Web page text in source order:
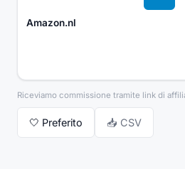
Amazon.nl
Riceviamo commissione tramite link di
🤍 Preferito 📥 CSV